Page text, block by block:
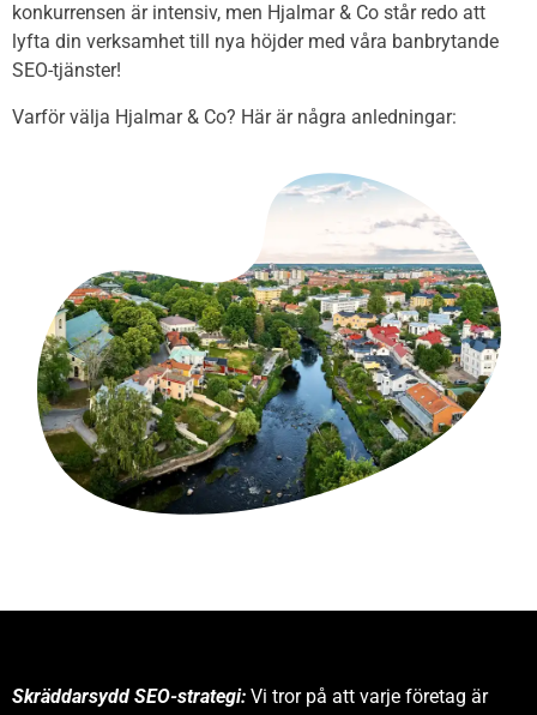
konkurrensen är intensiv, men Hjalmar & Co står redo att
lyfta din verksamhet till nya höjder med våra banbrytande
SEO-tjänster!
Varför välja Hjalmar & Co? Här är några anledningar:
Skräddarsydd SEO-strategi: Vi tror på att varje företag är